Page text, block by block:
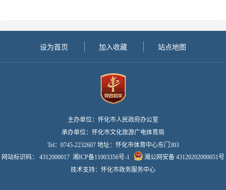
设为首页 加入收藏 站点地图
主办单位：怀化市人民政府办公室
承办单位：怀化市文化旅游广电体育局
Tel：0745-2232607 地址：怀化市体育中心东门303
网站标识码： 4312000017 湘ICP备11003356号-1
湘公网安备 43120202000051号
技术支持：怀化市政务服务中心